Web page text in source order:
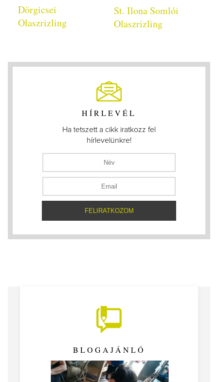
Dörgicsei
Olaszrizling
St. Ilona Somlói
Olaszrizling
HÍRLEVÉL
Ha tetszett a cikk iratkozz fel
hírlevelünkre!
BLOGAJÁNLÓ